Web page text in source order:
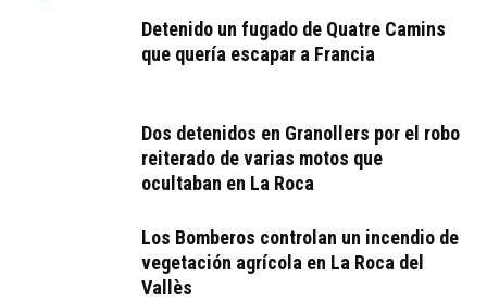
Detenido un fugado de Quatre Camins
que quería escapar a Francia
Dos detenidos en Granollers por el robo
reiterado de varias motos que
ocultaban en La Roca
Los Bomberos controlan un incendio de
vegetación agrícola en La Roca del
Vallès